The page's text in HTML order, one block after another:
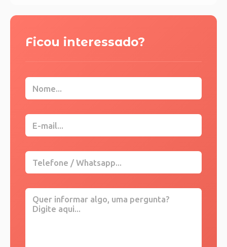
Ficou interessado?